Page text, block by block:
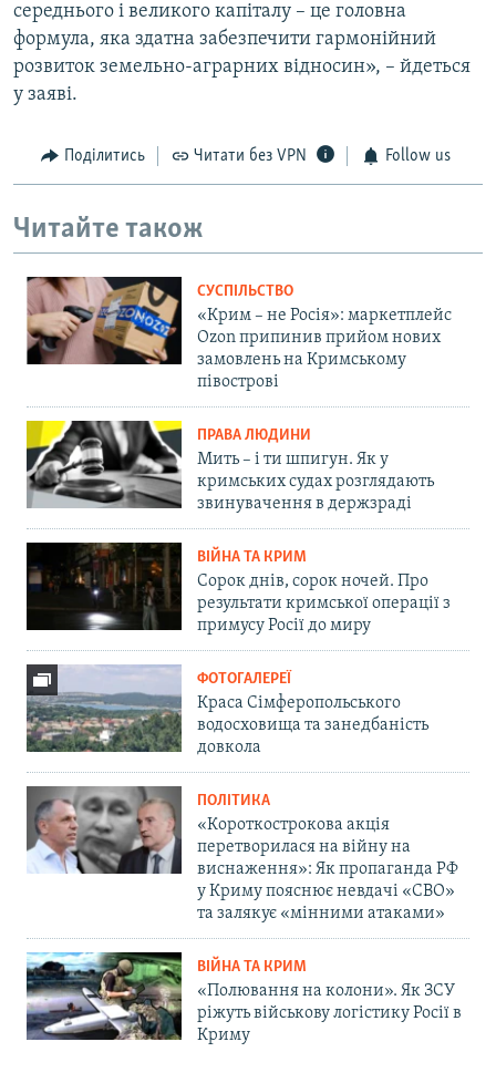
середнього і великого капіталу – це головна
формула, яка здатна забезпечити гармонійний
розвиток земельно-аграрних відносин», – йдеться
у заяві.
Поділитись Читати без VPN Follow us
Читайте також
СУСПІЛЬСТВО
«Крим – не Росія»: маркетплейс
Ozon припинив прийом нових
замовлень на Кримському
півострові
ПРАВА ЛЮДИНИ
Мить – і ти шпигун. Як у
кримських судах розглядають
звинувачення в держзраді
ВІЙНА ТА КРИМ
Сорок днів, сорок ночей. Про
результати кримської операції з
примусу Росії до миру
ФОТОГАЛЕРЕЇ
Краса Сімферопольського
водосховища та занедбаність
довкола
ПОЛІТИКА
«Короткострокова акція
перетворилася на війну на
виснаження»: Як пропаганда РФ
у Криму пояснює невдачі «СВО»
та залякує «мінними атаками»
ВІЙНА ТА КРИМ
«Полювання на колони». Як ЗСУ
ріжуть військову логістику Росії в
Криму